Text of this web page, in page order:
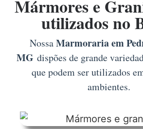
Mármores e
utilizados no
NossaMarmoraria em
MG dispões de grande
que podem ser utilizados
ambientes.